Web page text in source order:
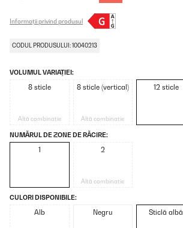
Informații privind produsul
CODUL PRODUSULUI: 10040213
VOLUMUL VARIAȚIEI:
8 sticle
Altă combinație
8 sticle (vertical)
Altă combinație
12 sticle
NUMĂRUL DE ZONE DE RĂCIRE:
1 2
Altă combinație
CULORI DISPONIBILE:
Alb Negru Sticlă albă